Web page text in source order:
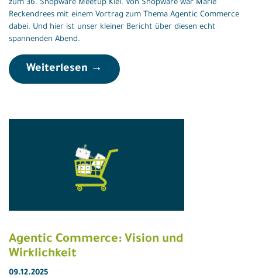
zum 36. Shopware Meetup Kiel. Von Shopware war Marie
Reckendrees mit einem Vortrag zum Thema Agentic Commerce
dabei. Und hier ist unser kleiner Bericht über diesen echt
spannenden Abend.
Weiterlesen →
Agentic Commerce: Vision und
Wirklichkeit
09.12.2025